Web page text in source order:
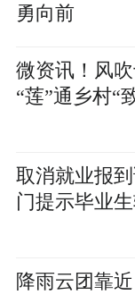
勇向前
微资讯！风
“莲”通乡村“
取消就业报
门提示毕业
降雨云团靠